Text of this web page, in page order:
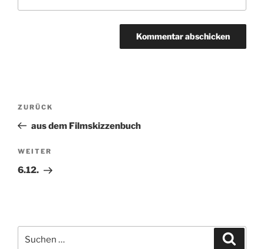
Beitragsnavigation
Vorheriger
Beitrag
ZURÜCK
aus dem Filmskizzenbuch
Nächster
Beitrag
WEITER
6.12.
Suchen